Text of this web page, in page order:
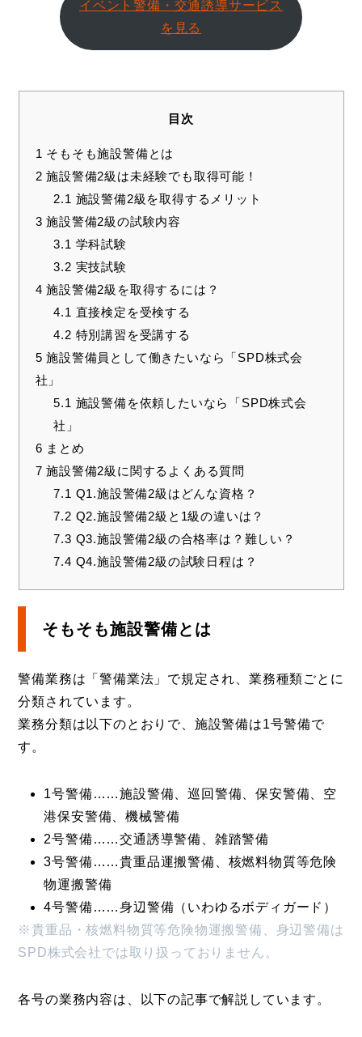
イベント警備・交通誘導サービス
を見る
目次
1 そもそも施設警備とは
2 施設警備2級は未経験でも取得可能！
2.1 施設警備2級を取得するメリット
3 施設警備2級の試験内容
3.1 学科試験
3.2 実技試験
4 施設警備2級を取得するには？
4.1 直接検定を受検する
4.2 特別講習を受講する
5 施設警備員として働きたいなら「SPD株式会
社」
5.1 施設警備を依頼したいなら「SPD株式会
社」
6 まとめ
7 施設警備2級に関するよくある質問
7.1 Q1.施設警備2級はどんな資格？
7.2 Q2.施設警備2級と1級の違いは？
7.3 Q3.施設警備2級の合格率は？難しい？
7.4 Q4.施設警備2級の試験日程は？
そもそも施設警備とは
警備業務は「警備業法」で規定され、業務種類ごとに
分類されています。
業務分類は以下のとおりで、施設警備は1号警備で
す。
1号警備……施設警備、巡回警備、保安警備、空
港保安警備、機械警備
2号警備……交通誘導警備、雑踏警備
3号警備……貴重品運搬警備、核燃料物質等危険
物運搬警備
4号警備……身辺警備（いわゆるボディガード）
※貴重品・核燃料物質等危険物運搬警備、身辺警備は
SPD株式会社では取り扱っておりません。
各号の業務内容は、以下の記事で解説しています。